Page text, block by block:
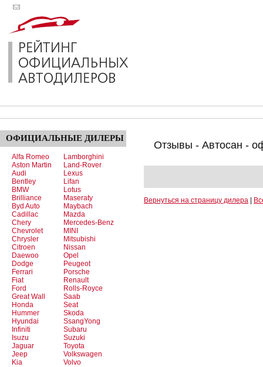
ОФИЦИАЛЬНЫЕ ДИЛЕРЫ
Alfa Romeo
Aston Martin
Audi
Bentley
BMW
Brilliance
Byd Auto
Cadillac
Chery
Chevrolet
Chrysler
Citroen
Daewoo
Dodge
Ferrari
Fiat
Ford
Great Wall
Honda
Hummer
Hyundai
Infiniti
Isuzu
Jaguar
Jeep
Kia
Lamborghini
Land-Rover
Lexus
Lifan
Lotus
Maseraty
Maybach
Mazda
Mercedes-Benz
MINI
Mitsubishi
Nissan
Opel
Peugeot
Porsche
Renault
Rolls-Royce
Saab
Seat
Skoda
SsangYong
Subaru
Suzuki
Toyota
Volkswagen
Volvo
Отзывы - Автосан -
Вернуться на страницу дилера